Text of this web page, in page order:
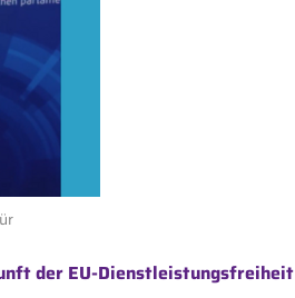
der EU-Dienstleistungsfreiheit